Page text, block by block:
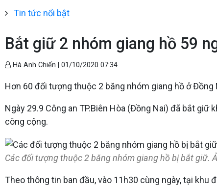
Tin tức nổi bật
Bắt giữ 2 nhóm giang hồ 59
Hà Anh Chiến | 01/10/2020 07:34
Hơn 60 đối tượng thuộc 2 băng nhóm giang hồ ở
Ngày 29.9 Công an TP.Biên Hòa (Đồng Nai) đã bắt
công cộng.
Các đối tượng thuộc 2 băng nhóm giang hồ bị bắt giữ.
Theo thông tin ban đầu, vào 11h30 cùng ngày, tại